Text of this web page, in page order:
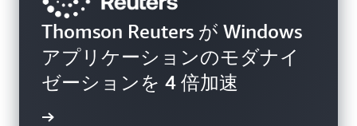
Thomson Reuters が Windows
アプリケーションのモダナイ
ゼーションを 4 倍加速
The Hartford が AWS
Transform を使用して
Windows アプリケーションの
モダナイゼーションを加速
Experian がエージェンティッ
ク AI を使用して Windows の
モダナイゼーションを加速